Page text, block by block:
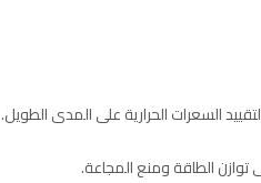
السعرات الحرارية على المدى الطويل.
توازن الطاقة ومنع المجاعة.